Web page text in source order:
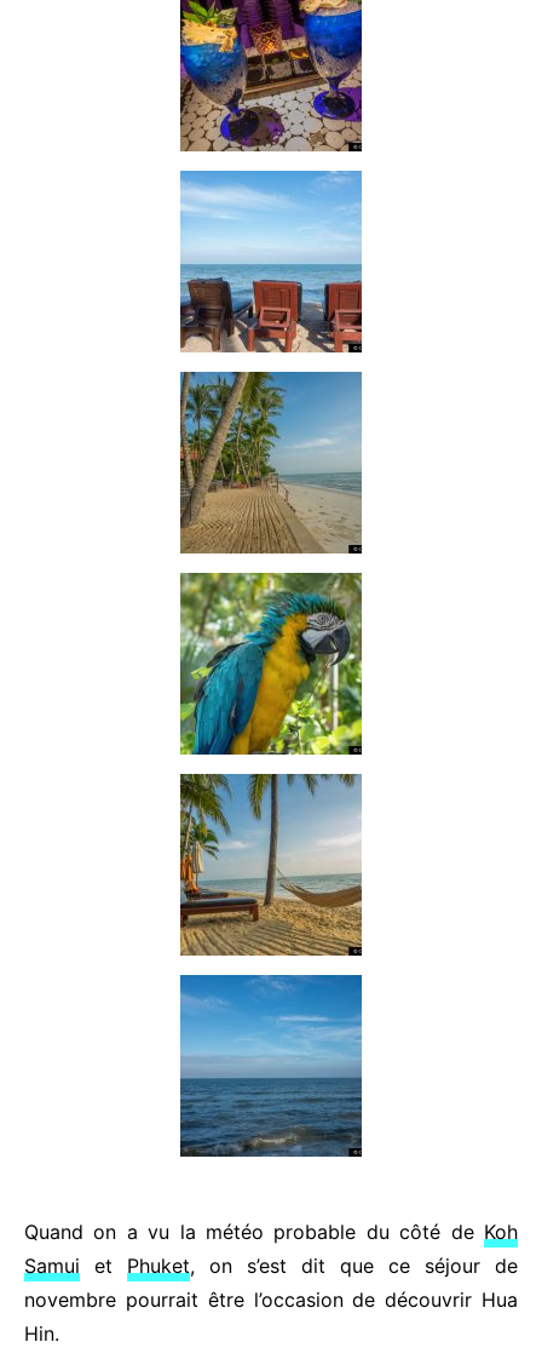
Quand on a vu la météo probable du côté de Koh
Samui et Phuket, on s’est dit que ce séjour de
novembre pourrait être l’occasion de découvrir Hua
Hin.